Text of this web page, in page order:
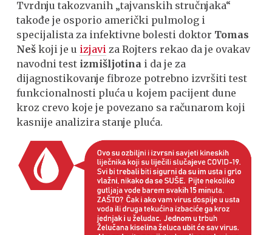
Tvrdnju takozvanih „tajvanskih stručnjaka“
takođe je osporio američki pulmolog i
specijalista za infektivne bolesti doktor Tomas
Neš koji je u izjavi za Rojters rekao da je ovakav
navodni test izmišljotina i da je za
dijagnostikovanje fibroze potrebno izvršiti test
funkcionalnosti pluća u kojem pacijent dune
kroz crevo koje je povezano sa računarom koji
kasnije analizira stanje pluća.